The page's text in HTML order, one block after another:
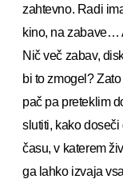
zahtevno. Radi
kino, na zabave…
Nič več zabav,
bi to zmogel?
pač pa preteklim
slutiti, kako
času, v katerem
ga lahko izvaja